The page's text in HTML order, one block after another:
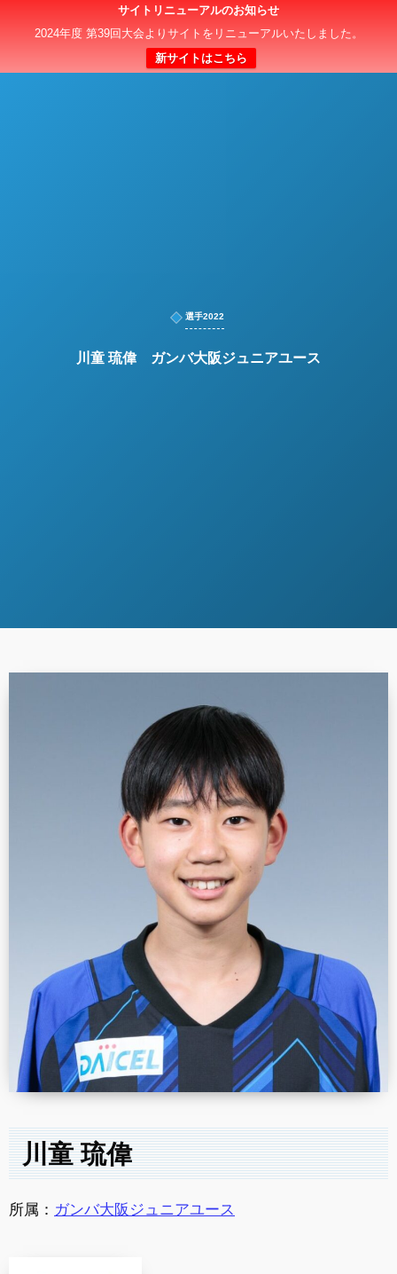
サイトリニューアルのお知らせ
2024年度 第39回大会よりサイトをリニューアルいたしました。
新サイトはこちら
日本クラブユースサッカー選手権（U-15）大会
選手2022
川童 琉偉 ガンバ大阪ジュニアユース
川童 琉偉
所属： ガンバ大阪ジュニアユース